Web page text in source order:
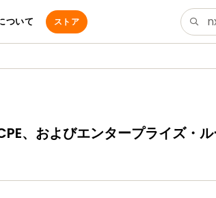
ついて ストア
、およびエンタープライズ・